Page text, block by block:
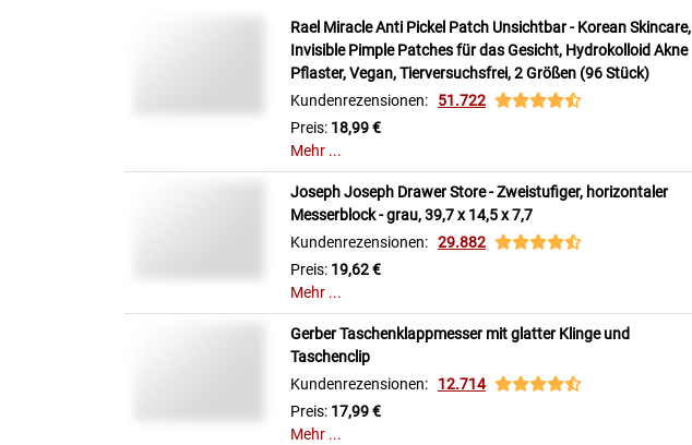
Rael Miracle Anti Pickel Patch Unsichtbar - Korean Skincare,
Invisible Pimple Patches für das Gesicht, Hydrokolloid Akne
Pflaster, Vegan, Tierversuchsfrei, 2 Größen (96 Stück)
Kundenrezensionen: 51.722
Preis: 18,99 €
Mehr ...
Joseph Joseph Drawer Store - Zweistufiger, horizontaler
Messerblock - grau, 39,7 x 14,5 x 7,7
Kundenrezensionen: 29.882
Preis: 19,62 €
Mehr ...
Gerber Taschenklappmesser mit glatter Klinge und
Taschenclip
Kundenrezensionen: 12.714
Preis: 17,99 €
Mehr ...